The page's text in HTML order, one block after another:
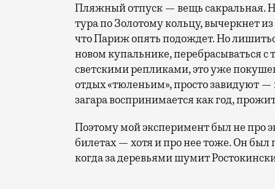
Пляжный отпуск — вещь сакральная.
тура по Золотому кольцу, вычеркнет
что Париж опять подождет. Но
новом купальнике, перебрасываться
светскими репликами, это уже
отдых «тюленьим», просто завидуют —
загара воспринимается как год,
Поэтому мой эксперимент был не про
билетах — хотя и про нее тоже. Он был
когда за деревьями шумит